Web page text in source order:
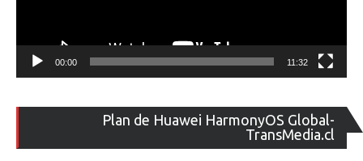
00:00 11:32
Plan de Huawei HarmonyOS Global-
TransMedia.cl
de